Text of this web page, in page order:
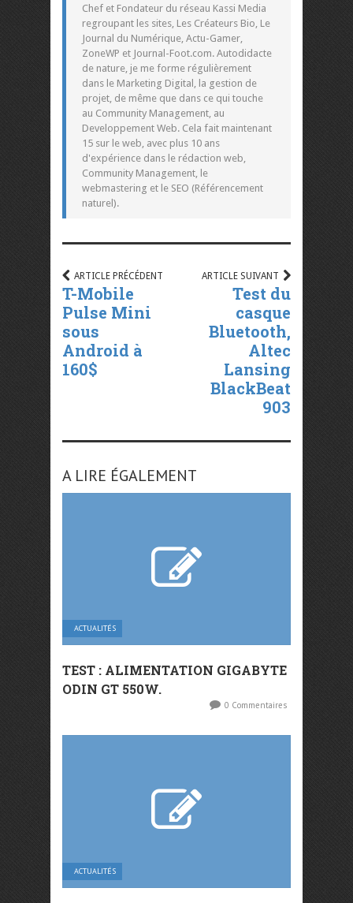
Chef et Fondateur du réseau Kassi Media
regroupant les sites, Les Créateurs Bio, Le
Journal du Numérique, Actu-Gamer,
ZoneWP et Journal-Foot.com. Autodidacte
de nature, je me forme régulièrement
dans le Marketing Digital, la gestion de
projet, de même que dans ce qui touche
au Community Management, au
Developpement Web. Cela fait maintenant
15 sur le web, avec plus 10 ans
d'expérience dans le rédaction web,
Community Management, le
webmastering et le SEO (Référencement
naturel).
ARTICLE PRÉCÉDENT
T-Mobile
Pulse Mini
sous
Android à
160$
ARTICLE SUIVANT
Test du
casque
Bluetooth,
Altec
Lansing
BlackBeat
903
A LIRE ÉGALEMENT
ACTUALITÉS
TEST : ALIMENTATION GIGABYTE
ODIN GT 550W.
0 Commentaires
ACTUALITÉS